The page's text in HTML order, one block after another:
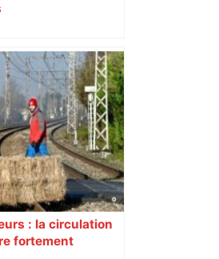
: la circulation
fortement